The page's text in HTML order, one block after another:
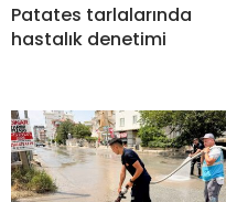
Patates tarlalarında
hastalık denetimi